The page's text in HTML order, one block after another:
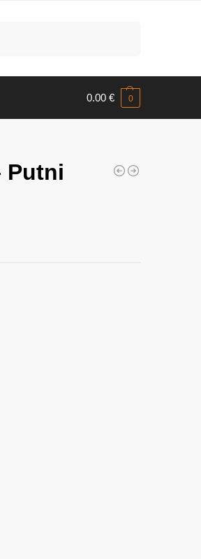
0.00 € 0
Putni